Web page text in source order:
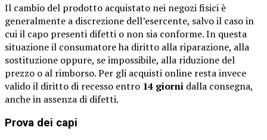
Il cambio del prodotto acquistato nei negozi fisici è
generalmente a discrezione dell’esercente, salvo il caso in
cui il capo presenti difetti o non sia conforme. In questa
situazione il consumatore ha diritto alla riparazione, alla
sostituzione oppure, se impossibile, alla riduzione del
prezzo o al rimborso. Per gli acquisti online resta invece
valido il diritto di recesso entro 14 giorni dalla consegna,
anche in assenza di difetti.
Prova dei capi